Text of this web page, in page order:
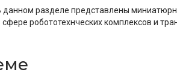
данном разделе представлены
сфере робототехнческих комплексов и